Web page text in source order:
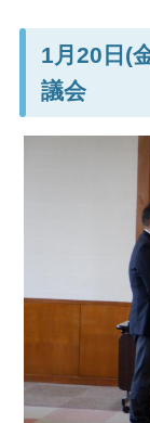
1月20日(
議会